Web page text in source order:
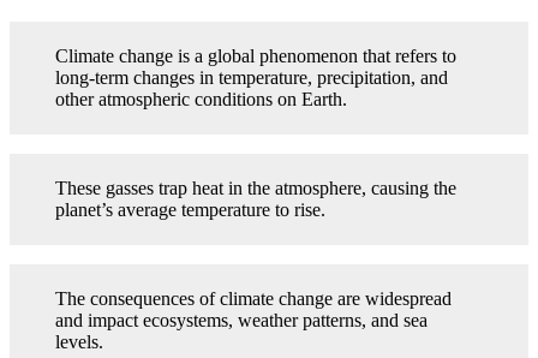
Climate change is a global phenomenon that refers to
long-term changes in temperature, precipitation, and
other atmospheric conditions on Earth.
These gasses trap heat in the atmosphere, causing the
planet’s average temperature to rise.
The consequences of climate change are widespread
and impact ecosystems, weather patterns, and sea
levels.